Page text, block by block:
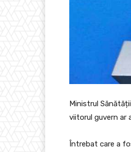
Ministrul
viitorul guvern ar
Întrebat care a